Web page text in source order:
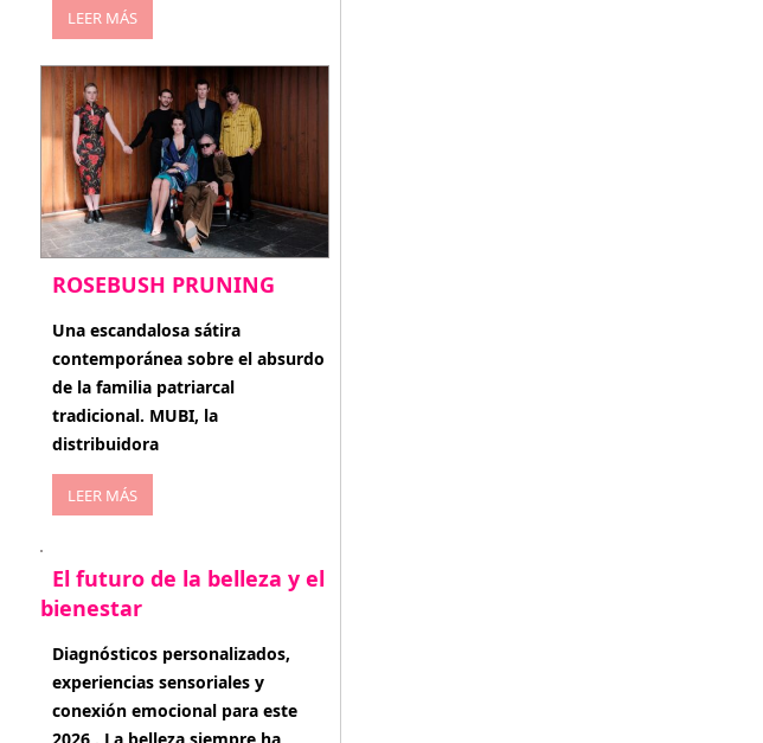
LEER MÁS
ROSEBUSH PRUNING
enero 20, 2026
Una escandalosa sátira
contemporánea sobre el absurdo
de la familia patriarcal
tradicional. MUBI, la
distribuidora
LEER MÁS
El futuro de la belleza y el
bienestar
enero 15, 2026
Diagnósticos personalizados,
experiencias sensoriales y
conexión emocional para este